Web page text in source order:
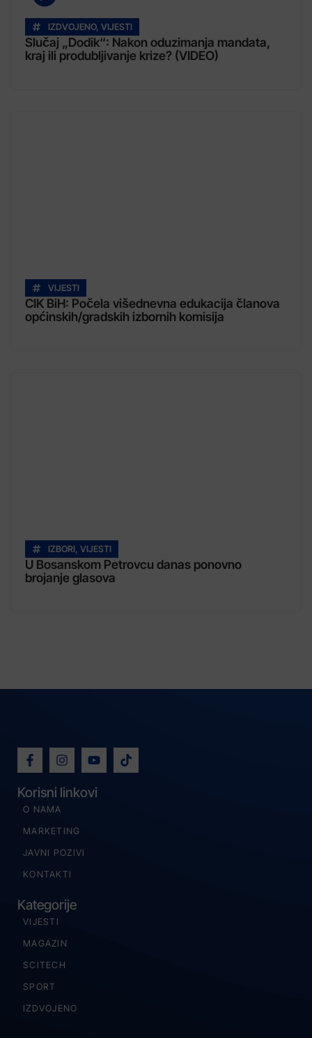
IZDVOJENO, VIJESTI
Slučaj „Dodik“: Nakon oduzimanja mandata,
kraj ili produbljivanje krize? (VIDEO)
VIJESTI
CIK BiH: Počela višednevna edukacija članova
općinskih/gradskih izbornih komisija
IZBORI VIJESTI
U Bosanskom Petrovcu danas ponovno
brojanje glasova
Korisni linkovi
O NAMA
MARKETING
JAVNI POZIVI
KONTAKTI
Kategorije
VIJESTI
MAGAZIN
SCITECH
SPORT
IZDVOJENO